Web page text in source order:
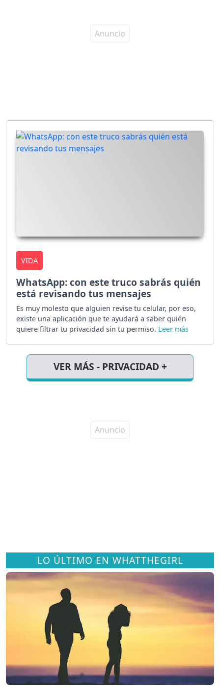
VIDA
WhatsApp: con este truco sabrás quién
está revisando tus mensajes
Es muy molesto que alguien revise tu celular, por eso,
existe una aplicación que te ayudará a saber quién
quiere filtrar tu privacidad sin tu permiso.
VER MÁS - PRIVACIDAD +
LO ÚLTIMO EN WHATTHEGIRL